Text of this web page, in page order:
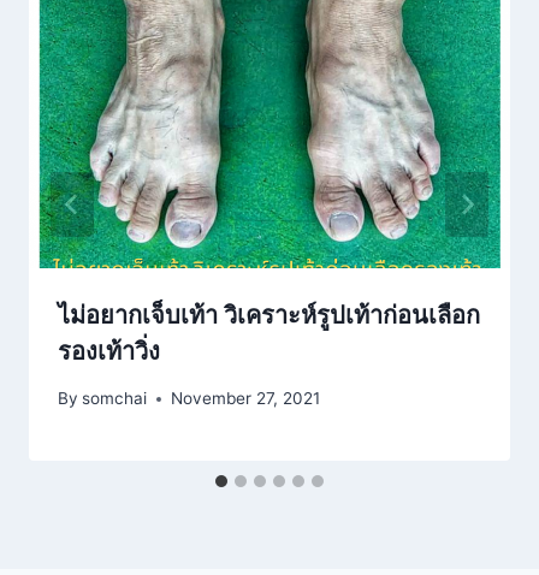
ไม่อยากเจ็บเท้า วิเคราะห์รูปเท้าก่อนเลือก
รองเท้าวิ่ง
By somchai November 27, 2021